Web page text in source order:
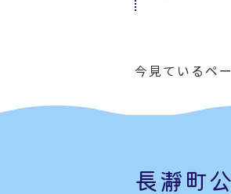
今見ているペ
長瀞町